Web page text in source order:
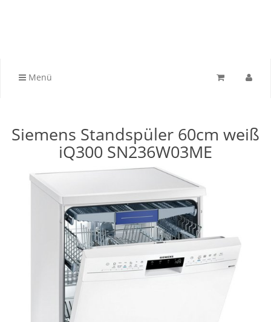
Menü
Siemens Standspüler 60cm weiß
iQ300 SN236W03ME